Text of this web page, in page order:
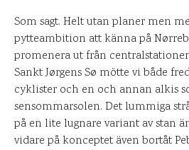
Som sagt. Helt utan planer men
pytteambition att känna på
promenera ut från
Sankt Jørgens Sø mötte vi både
cyklister och en och annan alkis
sensommarsolen. Det lummiga
på en lite lugnare variant av stan
vidare på konceptet även bortåt